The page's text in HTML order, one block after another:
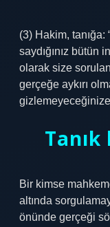
(3) Hakim, tanığa:
saydığınız bütün
olarak size
gerçeğe aykırı
Bir kimse
altında
önünde gerçeği